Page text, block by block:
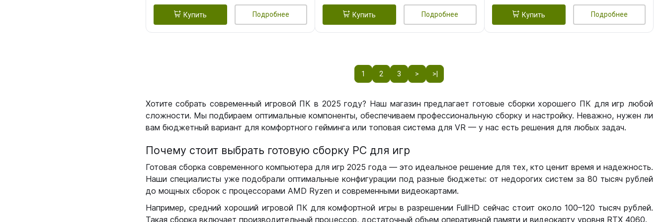
Купить Подробнее Купить Подробнее Купить Подробнее
1 2 3 > >|
Хотите собрать современный игровой ПК в 2025 году? Наш магазин предлагает готовые сборки хорошего ПК для игр любой
сложности. Мы подбираем оптимальные компоненты, обеспечиваем профессиональную сборку и настройку. Неважно, нужен ли
вам бюджетный вариант для комфортного гейминга или топовая система для VR — у нас есть решения для любых задач.
Почему стоит выбрать готовую сборку РС для игр
Готовая сборка современного компьютера для игр 2025 года — это идеальное решение для тех, кто ценит время и надежность.
Наши специалисты уже подобрали оптимальные конфигурации под разные бюджеты: от недорогих систем за 80 тысяч рублей
до мощных сборок с процессорами AMD Ryzen и современными видеокартами.
Например, средний хороший игровой ПК для комфортной игры в разрешении FullHD сейчас стоит около 100–120 тысяч рублей.
Такая сборка включает производительный процессор, достаточный объем оперативной памяти и видеокарту уровня RTX 4060.